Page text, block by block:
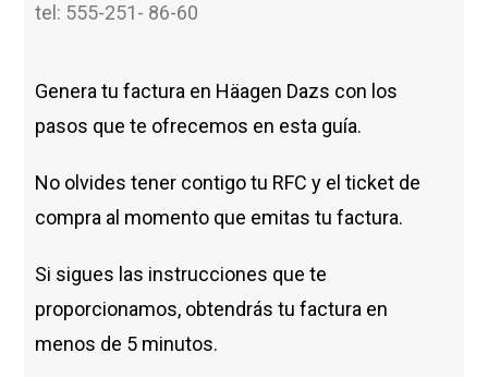
tel: 555-251- 86-60
Genera tu factura en Häagen Dazs con los
pasos que te ofrecemos en esta guía.
No olvides tener contigo tu RFC y el ticket de
compra al momento que emitas tu factura.
Si sigues las instrucciones que te
proporcionamos, obtendrás tu factura en
menos de 5 minutos.